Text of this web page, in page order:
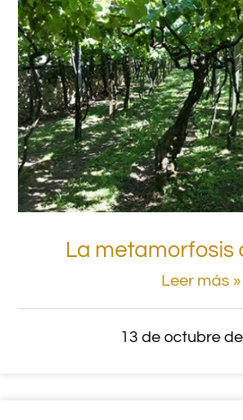
La metamorfosis
Leer más »
13 de octubre